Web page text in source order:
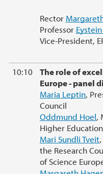
Rector
Professor
Vice-President,
10:10
The role of
Europe - panel
Maria Leptin,
Council
Oddmund Hoel,
Higher
Mari Sundli Tveit
the Research
of Science